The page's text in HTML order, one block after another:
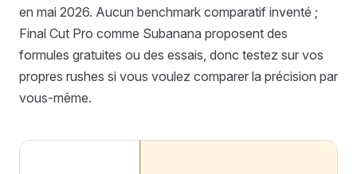
en mai 2026. Aucun benchmark comparatif inventé ;
Final Cut Pro comme Subanana proposent des
formules gratuites ou des essais, donc testez sur vos
propres rushes si vous voulez comparer la précision par
vous-même.